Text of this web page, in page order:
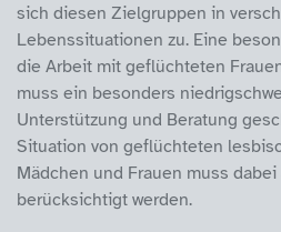
sich diesen Zielgruppen in
Lebenssituationen zu. Eine
die Arbeit mit geflüchteten
muss ein besonders
Unterstützung und Beratung
Situation von geflüchteten
Mädchen und Frauen muss
berücksichtigt werden.